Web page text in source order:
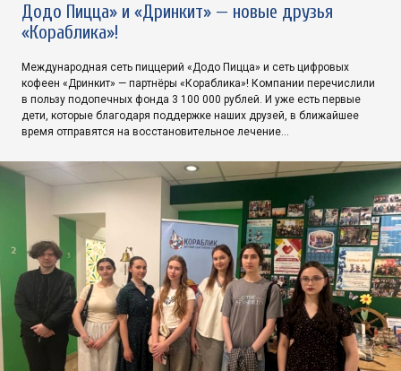
Додо Пицца» и «Дринкит» — новые друзья
«Кораблика»!
Международная сеть пиццерий «Додо Пицца» и сеть цифровых
кофеен «Дринкит» — партнёры «Кораблика»! Компании перечислили
в пользу подопечных фонда 3 100 000 рублей. И уже есть первые
дети, которые благодаря поддержке наших друзей, в ближайшее
время отправятся на восстановительное лечение…